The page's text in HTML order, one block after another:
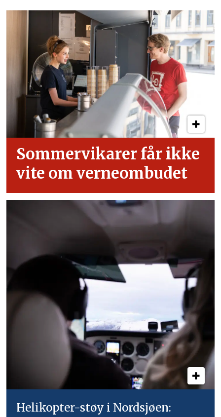
Sommervikarer får ikke
vite om verneombudet
Helikopter-støy i Nordsjøen: